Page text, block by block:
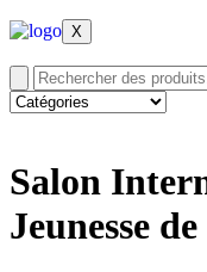
X
Salon
Jeunesse